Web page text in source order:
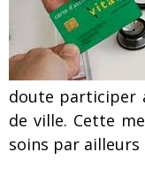
doute participer
de ville. Cette
soins par